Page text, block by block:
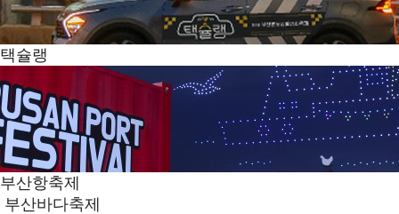
택슐랭
부산항축제
부산바다축제